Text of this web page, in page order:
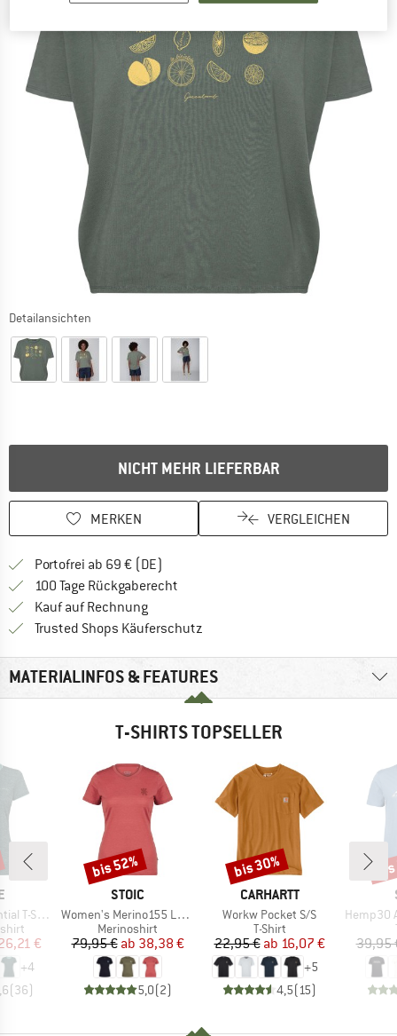
Detailansichten
NICHT MEHR LIEFERBAR
MERKEN VERGLEICHEN
Portofrei ab 69 € (DE)
100 Tage Rückgaberecht
Kauf auf RechnungFinde die Zahlungs-Infos hier! Öffnet
Trusted Shops Käuferschutz
MATERIALINFOS & FEATURES
T-SHIRTS TOPSELLER
T-Shirt
Preis
€
+4
(36)
MARKE
STOIC
Artikel
Women's Merino155 LaholmSt. T-Shirt Daisy Flower
Produktgruppe
Merinoshirt
Preis
79,95 € reduzierter Preis
ab 38,38 €
5,0(2)
Rabatt
bis 52%
MARKE
CARHARTT
Artikel
Workw Pocket S/S
Produktgruppe
T-Shirt
Preis
22,95 € reduzierter Preis
ab 16,07 €
+5
4,5(15)
Rabatt
bis 30%
Artikel
Hemp30
39,95